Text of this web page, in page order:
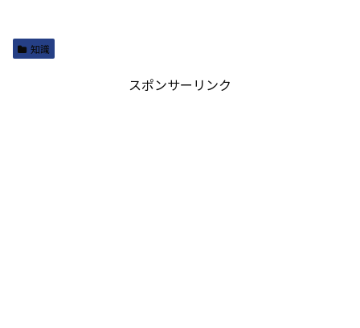
知識
スポンサーリンク